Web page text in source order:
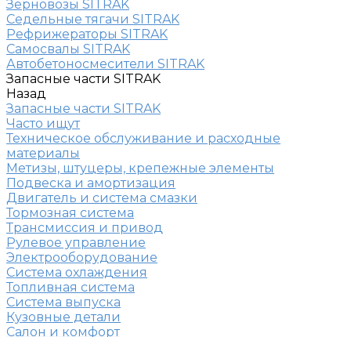
Зерновозы SITRAK
Седельные тягачи SITRAK
Рефрижераторы SITRAK
Самосвалы SITRAK
Автобетоносмесители SITRAK
Запасные части SITRAK
Назад
Запасные части SITRAK
Часто ищут
Техническое обслуживание и расходные
материалы
Метизы, штуцеры, крепежные элементы
Подвеска и амортизация
Двигатель и система смазки
Тормозная система
Трансмиссия и привод
Рулевое управление
Электрооборудование
Система охлаждения
Топливная система
Система выпуска
Кузовные детали
Салон и комфорт